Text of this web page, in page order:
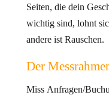
Seiten, die dein
wichtig sind, lohnt
andere ist Rauschen.
Der
Miss Anfragen/